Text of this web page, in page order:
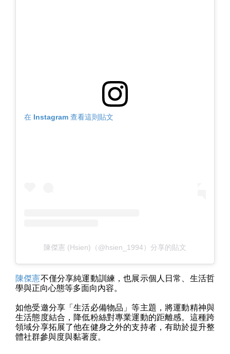
在 Instagram 查看這則貼文
陳傑憲 (Hsien)（@hsien_1994）分享的貼文
陳傑憲不僅分享純運動訓練，也展示個人日常、生活哲
學與正向心態等多面向內容。
如他受邀分享「生活必備物品」等主題，將運動精神與
生活態度結合，降低粉絲對專業運動的距離感。這種跨
領域分享拓展了他在健身之外的支持者，有助於提升整
體社群參與度與黏著度。